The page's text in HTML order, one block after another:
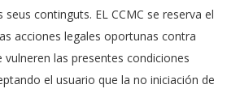
continguts. EL CCMC se reserva el
acciones legales oportunas contra
vulneren las presentes condiciones
el usuario que la no iniciación de